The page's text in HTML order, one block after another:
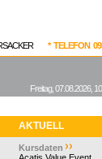
* TELEFON
AKTUELL
Kursdaten
Freitag, 07.08.2026,